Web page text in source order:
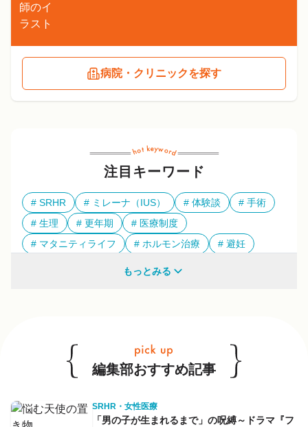
病院・クリニックを探す
注目キーワード
SRHR ミレーナ（IUS） 体験談
手術
生理
更年期
医療制度
マタニティライフ
ホルモン治療
避妊
もっとみる
編集部おすすめ記事
SRHR・女性医療
「男の子が生まれるまで」の呪縛～ドラマ『フ